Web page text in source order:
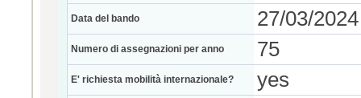
Data del bando 27/03/2024
Numero di assegnazioni per anno 75
E' richiesta mobilità internazionale? yes